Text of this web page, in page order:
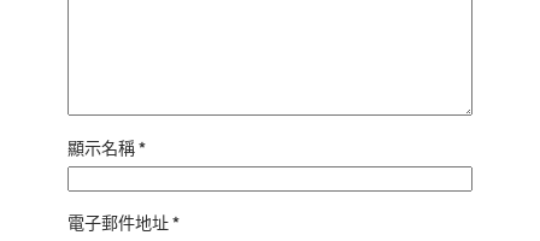
顯示名稱*
電子郵件地址*